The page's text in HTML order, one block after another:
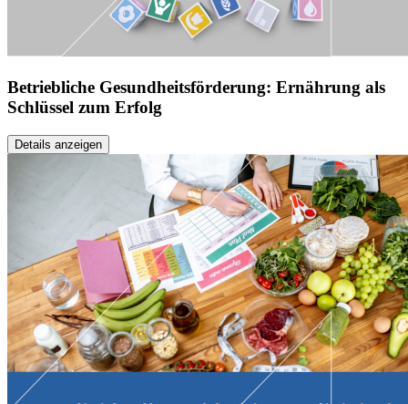
Betriebliche Gesundheitsförderung: Ernährung als
Schlüssel zum Erfolg
Details anzeigen